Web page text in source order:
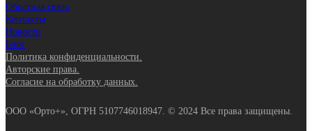
Обратная связь
Контакты
Новости
Блог
Политика конфиденциальности.
Авторские права.
Согласие на обработку данных.
ООО «Орто+», ОГРН 5107746018947. © 2024 Все права защищены.